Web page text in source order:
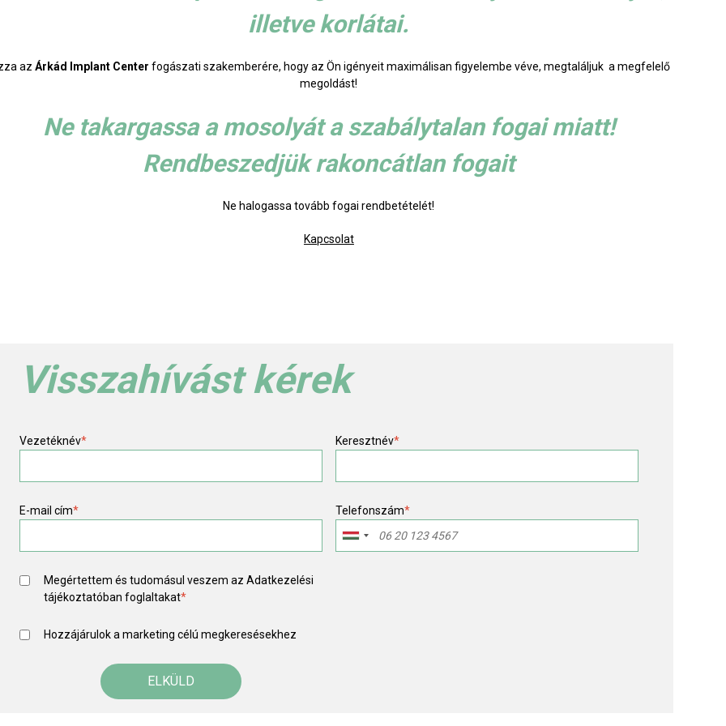
illetve korlátai.
az Árkád Implant Center fogászati szakemberére, hogy az Ön igényeit maximálisan figyelembe véve, megtaláljuk a megfelelő
megoldást!
Ne takargassa a mosolyát a szabálytalan fogai miatt!
Rendbeszedjük rakoncátlan fogait
Ne halogassa tovább fogai rendbetételét!
Kapcsolat
Visszahívást kérek
Vezetéknév* Keresztnév*
E-mail cím* Telefonszám*
Megértettem és tudomásul veszem az Adatkezelési
tájékoztatóban foglaltakat*
Hozzájárulok a marketing célú megkeresésekhez